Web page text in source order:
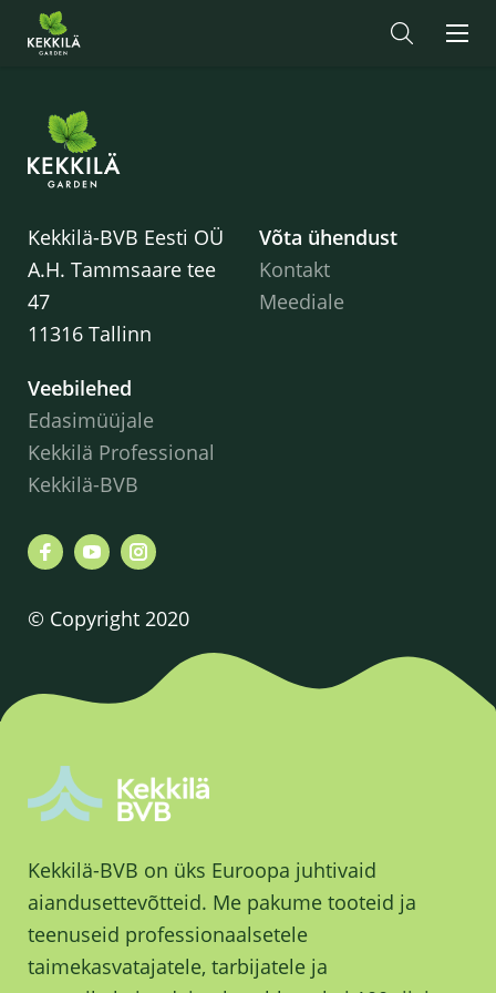
Kekkilä-BVB Eesti OÜ
A.H. Tammsaare tee
47
11316 Tallinn
Võta ühendust
Kontakt
Meediale
Veebilehed
Edasimüüjale
Kekkilä Professional
Kekkilä-BVB
© Copyright 2020
Kekkilä-BVB on üks Euroopa juhtivaid
aiandusettevõtteid. Me pakume tooteid ja
teenuseid professionaalsetele
taimekasvatajatele, tarbijatele ja